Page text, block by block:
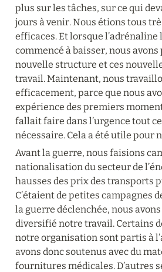
plus sur les tâches, sur ce qui
jours à venir. Nous étions tous
efficaces. Et lorsque l’adrénaline
commencé à baisser, nous
nouvelle structure et ces
travail. Maintenant, nous
efficacement, parce que nous
expérience des premiers
fallait faire dans l’urgence tout
nécessaire. Cela a été utile pour
Avant la guerre, nous faisions
nationalisation du secteur de
hausses des prix des transports
C’étaient de petites campagnes
la guerre déclenchée, nous
diversifié notre travail. Certains
notre organisation sont partis à
avons donc soutenus avec du
fournitures médicales. D’autres